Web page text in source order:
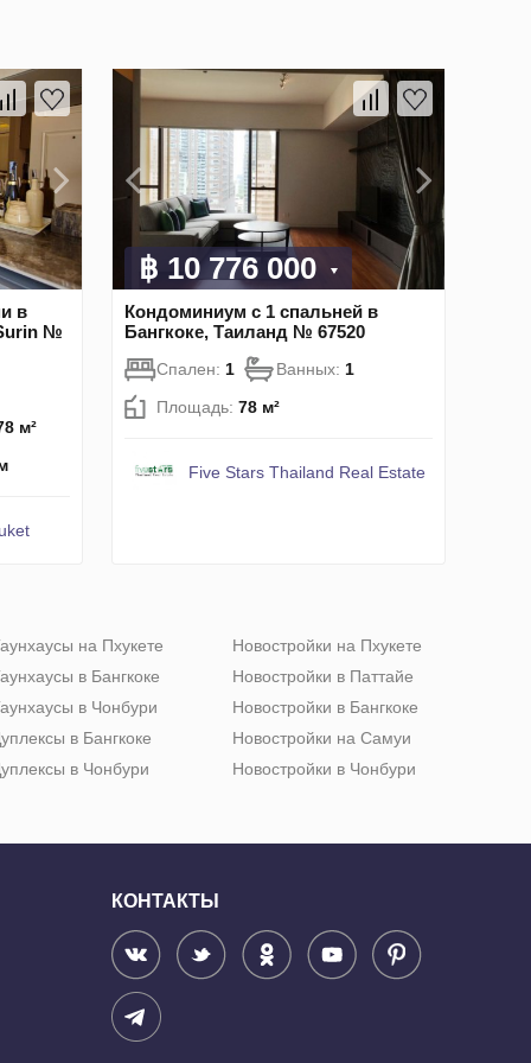
в
№
м²
฿ 10 776 000
Кондоминиум с 1 спальней в
Бангкоке, Таиланд № 67520
Спален: 1 Ванных: 1
Площадь: 78 м²
Five Stars Thailand Real Estate
на Пхукете
в Бангкоке
в Чонбури
в Бангкоке
в Чонбури
Новостройки на Пхукете
Новостройки в Паттайе
Новостройки в Бангкоке
Новостройки на Самуи
Новостройки в Чонбури
КОНТАКТЫ